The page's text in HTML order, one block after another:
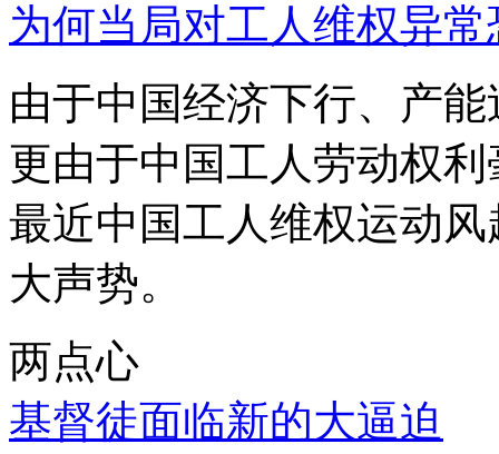
为何当局对工人维权异
由于中国经济下行、产
更由于中国工人劳动权
最近中国工人维权运动
大声势。
两点心
基督徒面临新的大逼迫